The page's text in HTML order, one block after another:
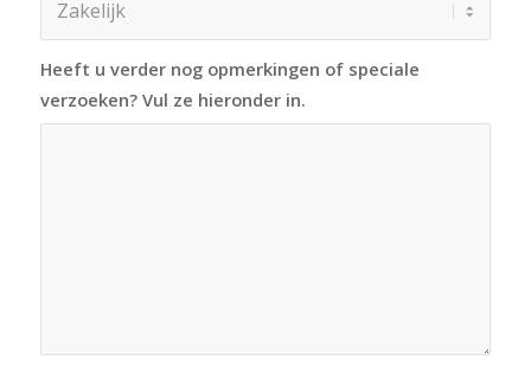
Heeft u verder nog opmerkingen of speciale
verzoeken? Vul ze hieronder in.